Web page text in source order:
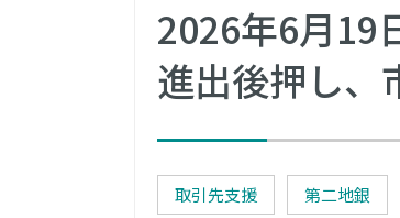
2026年6月
進出後押し、
取引先支援 第二地銀